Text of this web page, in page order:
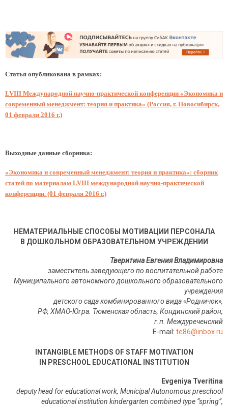
Статья опубликована в рамках:
LVIII Международной научно-практической конференции «Экономика и
современный менеджмент: теория и практика» (Россия, г. Новосибирск,
01 февраля 2016 г.)
Выходные данные сборника:
«Экономика и современный менеджмент: теория и практика»: сборник
статей по материалам LVIII международной научно-практической
конференции. (01 февраля 2016 г.)
НЕМАТЕРИАЛЬНЫЕ СПОСОБЫ МОТИВАЦИИ ПЕРСОНАЛА
В ДОШКОЛЬНОМ ОБРАЗОВАТЕЛЬНОМ УЧРЕЖДЕНИИ
Тверитина Евгения Владимировна
заместитель заведующего по воспитательной работе
Муниципального автономного дошкольного образовательного
учреждения
детского сада комбинированного вида «Родничок»,
РФ, ХМАО-Югра. Тюменская область, Кондинский район,
г.п. Междуреченский
E-mail: te86@inbox.ru
INTANGIBLE METHODS OF STAFF MOTIVATION
IN PRESCHOOL EDUCATIONAL INSTITUTION
Evgeniya Tveritina
deputy head for educational work, Municipal Autonomous preschool
educational institution kindergarten combined type “spring”,